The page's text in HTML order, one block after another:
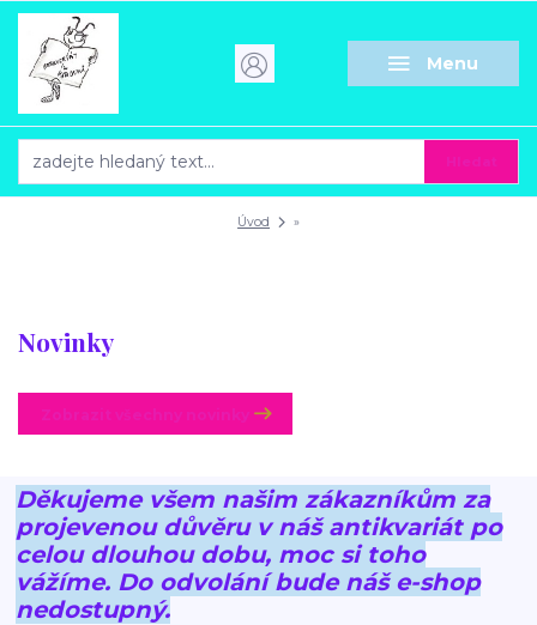
Menu
Úvod »
Novinky
Děkujeme všem našim zákazníkům za
projevenou důvěru v náš antikvariát po
celou dlouhou dobu, moc si toho
vážíme. Do odvolání bude náš e-shop
nedostupný.